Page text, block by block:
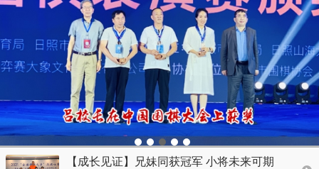
【成长见证】兄妹同获冠军 小将未来可期